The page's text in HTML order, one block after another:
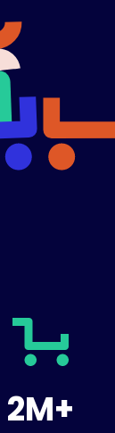
2M+